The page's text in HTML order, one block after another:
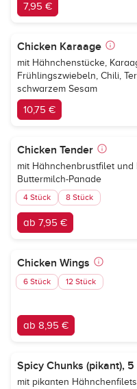
7,95 €
Chicken Karaage
mit Hähnchenstücke,
Frühlingszwiebeln, Chili,
schwarzem Sesam
10,75 €
Chicken Tender
mit Hähnchenbrustfilet und
Buttermilch-Panade
4 Stück 8 Stück
ab 7,95 €
Chicken Wings
6 Stück 12 Stück
ab 8,95 €
Spicy Chunks (pikant),
mit pikanten